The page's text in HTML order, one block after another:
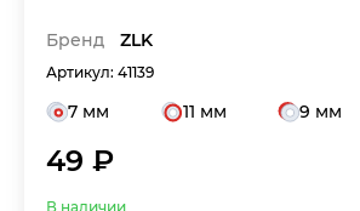
Бренд ZLK
Артикул: 41139
7 мм 11 мм 9 мм
49 ₽
В наличии